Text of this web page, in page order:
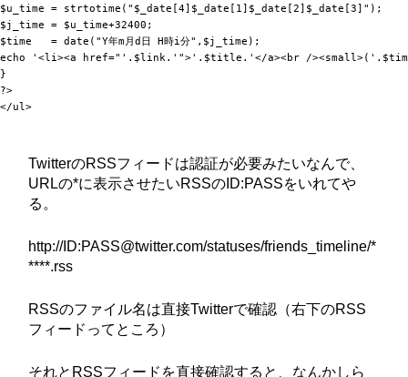
$u_time = strtotime("$_date[4]$_date[1]$_date[2]$_date[3]");
$j_time = $u_time+32400;
$time   = date("Y年m月d日 H時i分",$j_time);
echo '<li><a href="'.$link.'">'.$title.'</a><br /
}
?>
TwitterのRSSフィードは認証が必要みたいなんで、
URLの*に表示させたいRSSのID:PASSをいれてや
る。
http://ID:PASS@twitter.com/statuses/friends_timeline/*
****.rss
RSSのファイル名は直接Twitterで確認（右下のRSS
フィードってところ）
それとRSSフィードを直接確認すると、なんかしら